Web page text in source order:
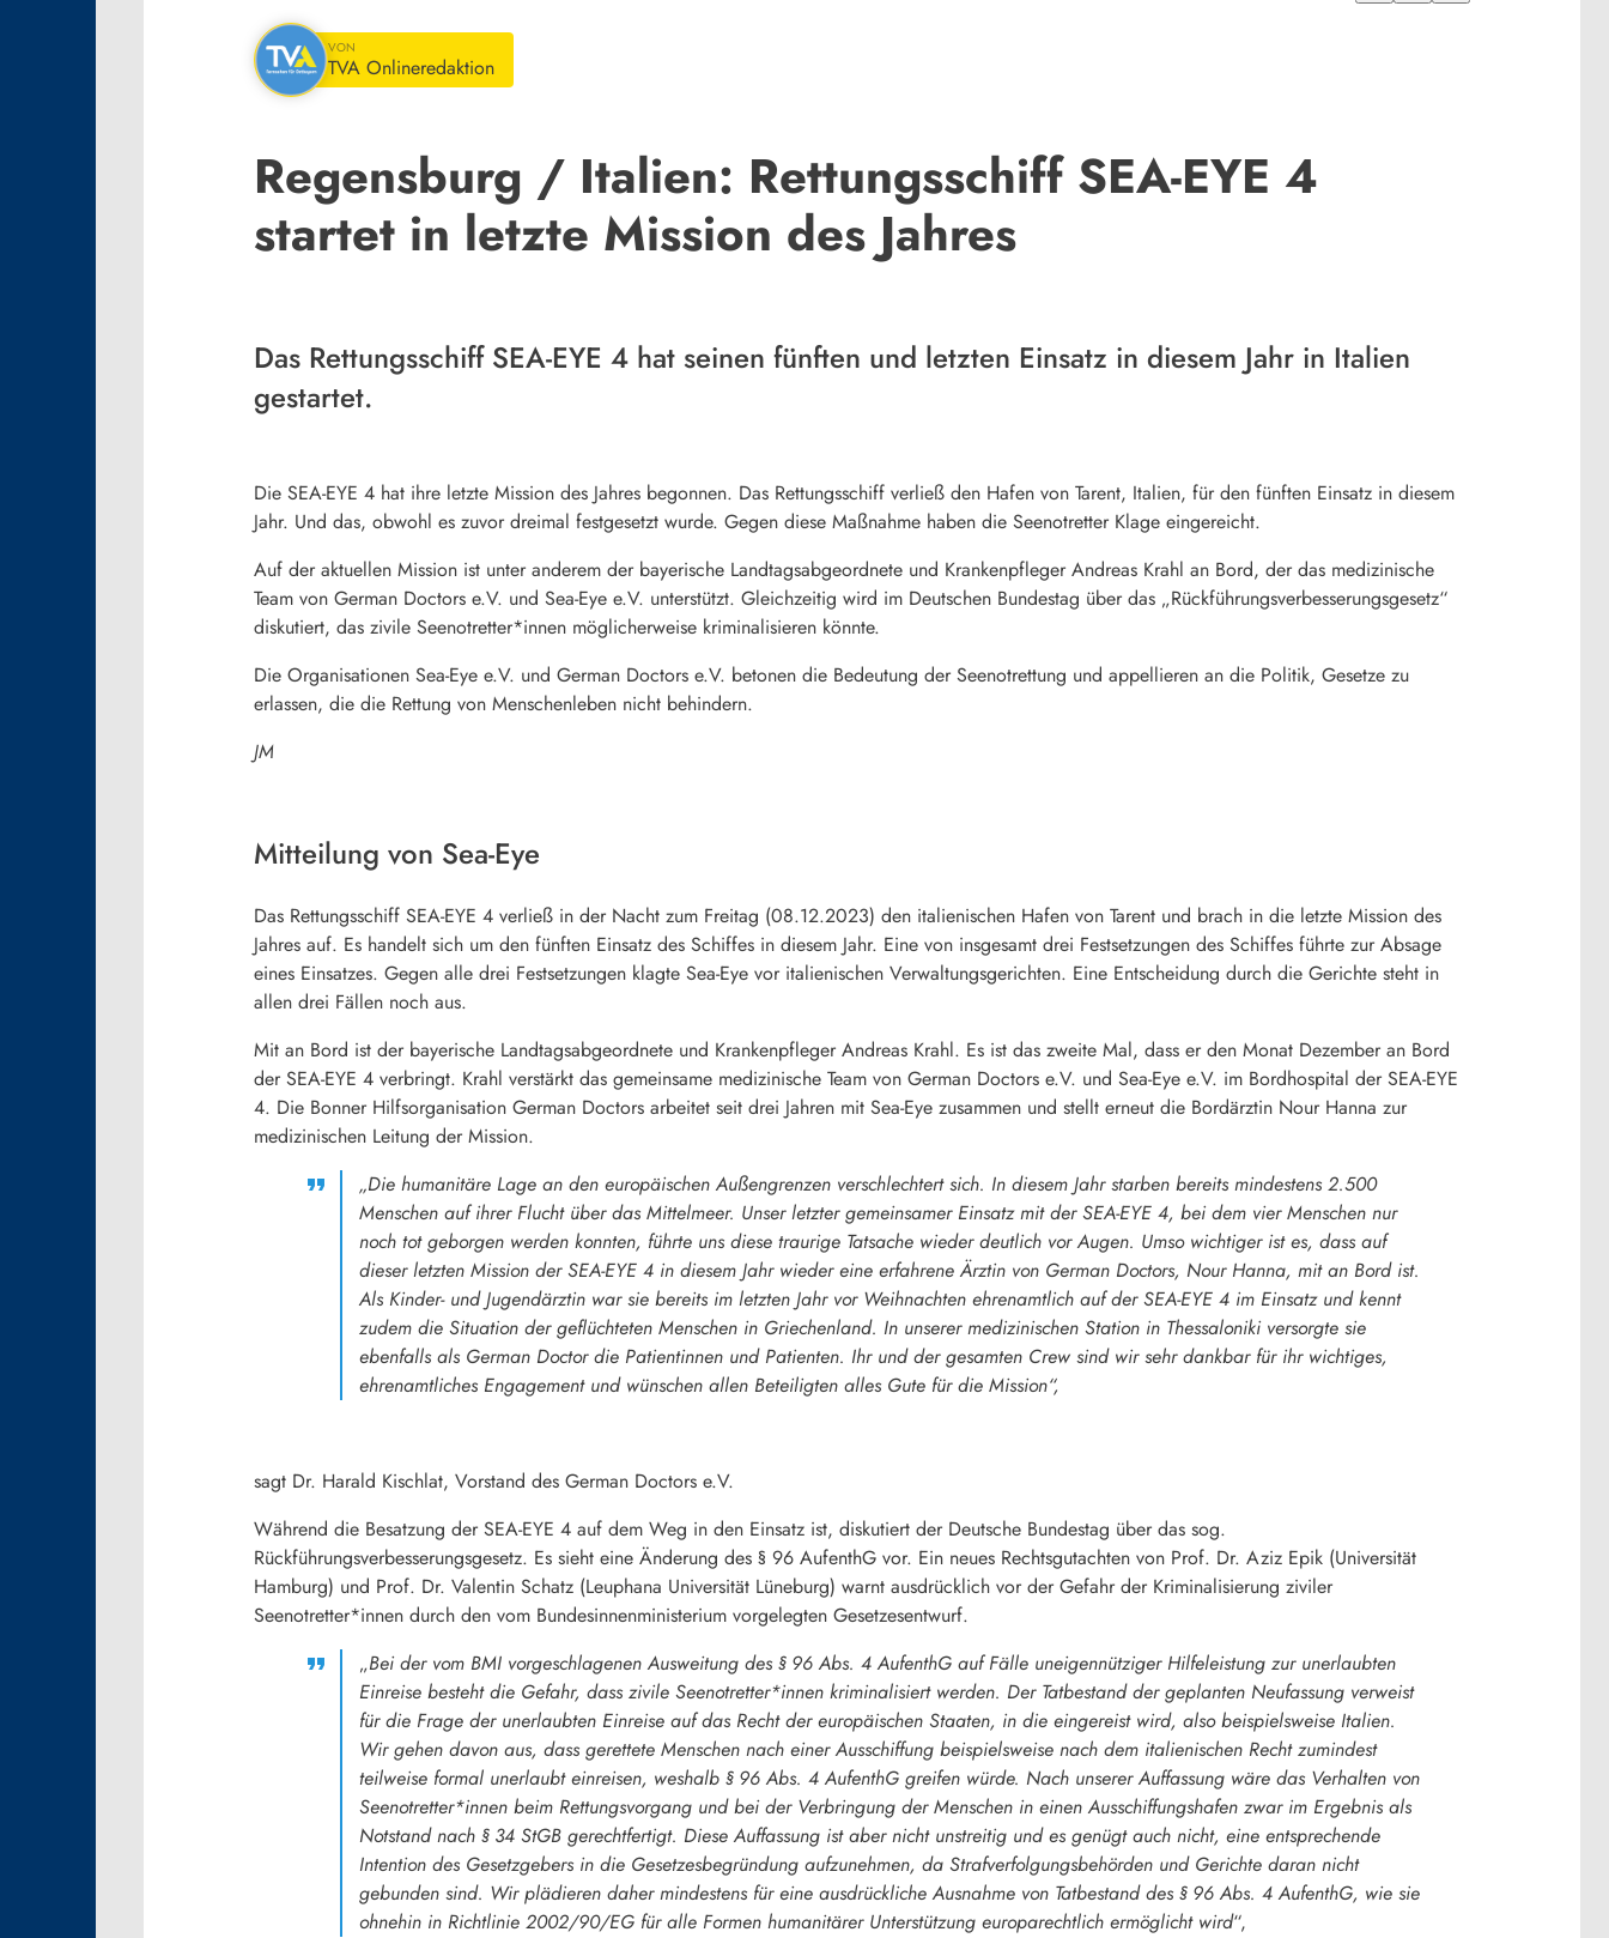
VON
TVA Onlineredaktion
Regensburg / Italien: Rettungsschiff SEA-EYE 4
startet in letzte Mission des Jahres
Das Rettungsschiff SEA-EYE 4 hat seinen fünften und letzten Einsatz in diesem Jahr in Italien
gestartet.
Die SEA-EYE 4 hat ihre letzte Mission des Jahres begonnen. Das Rettungsschiff verließ den Hafen von Tarent, Italien, für den fünften Einsatz in diesem
Jahr. Und das, obwohl es zuvor dreimal festgesetzt wurde. Gegen diese Maßnahme haben die Seenotretter Klage eingereicht.
Auf der aktuellen Mission ist unter anderem der bayerische Landtagsabgeordnete und Krankenpfleger Andreas Krahl an Bord, der das medizinische
Team von German Doctors e.V. und Sea-Eye e.V. unterstützt. Gleichzeitig wird im Deutschen Bundestag über das „Rückführungsverbesserungsgesetz“
diskutiert, das zivile Seenotretter*innen möglicherweise kriminalisieren könnte.
Die Organisationen Sea-Eye e.V. und German Doctors e.V. betonen die Bedeutung der Seenotrettung und appellieren an die Politik, Gesetze zu
erlassen, die die Rettung von Menschenleben nicht behindern.
JM
Mitteilung von Sea-Eye
Das Rettungsschiff SEA-EYE 4 verließ in der Nacht zum Freitag (08.12.2023) den italienischen Hafen von Tarent und brach in die letzte Mission des
Jahres auf. Es handelt sich um den fünften Einsatz des Schiffes in diesem Jahr. Eine von insgesamt drei Festsetzungen des Schiffes führte zur Absage
eines Einsatzes. Gegen alle drei Festsetzungen klagte Sea-Eye vor italienischen Verwaltungsgerichten. Eine Entscheidung durch die Gerichte steht in
allen drei Fällen noch aus.
Mit an Bord ist der bayerische Landtagsabgeordnete und Krankenpfleger Andreas Krahl. Es ist das zweite Mal, dass er den Monat Dezember an Bord
der SEA-EYE 4 verbringt. Krahl verstärkt das gemeinsame medizinische Team von German Doctors e.V. und Sea-Eye e.V. im Bordhospital der SEA-EYE
4. Die Bonner Hilfsorganisation German Doctors arbeitet seit drei Jahren mit Sea-Eye zusammen und stellt erneut die Bordärztin Nour Hanna zur
medizinischen Leitung der Mission.
„Die humanitäre Lage an den europäischen Außengrenzen verschlechtert sich. In diesem Jahr starben bereits mindestens 2.500
Menschen auf ihrer Flucht über das Mittelmeer. Unser letzter gemeinsamer Einsatz mit der SEA-EYE 4, bei dem vier Menschen nur
noch tot geborgen werden konnten, führte uns diese traurige Tatsache wieder deutlich vor Augen. Umso wichtiger ist es, dass auf
dieser letzten Mission der SEA-EYE 4 in diesem Jahr wieder eine erfahrene Ärztin von German Doctors, Nour Hanna, mit an Bord ist.
Als Kinder- und Jugendärztin war sie bereits im letzten Jahr vor Weihnachten ehrenamtlich auf der SEA-EYE 4 im Einsatz und kennt
zudem die Situation der geflüchteten Menschen in Griechenland. In unserer medizinischen Station in Thessaloniki versorgte sie
ebenfalls als German Doctor die Patientinnen und Patienten. Ihr und der gesamten Crew sind wir sehr dankbar für ihr wichtiges,
ehrenamtliches Engagement und wünschen allen Beteiligten alles Gute für die Mission“,
sagt Dr. Harald Kischlat, Vorstand des German Doctors e.V.
Während die Besatzung der SEA-EYE 4 auf dem Weg in den Einsatz ist, diskutiert der Deutsche Bundestag über das sog.
Rückführungsverbesserungsgesetz. Es sieht eine Änderung des § 96 AufenthG vor. Ein neues Rechtsgutachten von Prof. Dr. Aziz Epik (Universität
Hamburg) und Prof. Dr. Valentin Schatz (Leuphana Universität Lüneburg) warnt ausdrücklich vor der Gefahr der Kriminalisierung ziviler
Seenotretter*innen durch den vom Bundesinnenministerium vorgelegten Gesetzesentwurf.
„Bei der vom BMI vorgeschlagenen Ausweitung des § 96 Abs. 4 AufenthG auf Fälle uneigennütziger Hilfeleistung zur unerlaubten
Einreise besteht die Gefahr, dass zivile Seenotretter*innen kriminalisiert werden. Der Tatbestand der geplanten Neufassung verweist
für die Frage der unerlaubten Einreise auf das Recht der europäischen Staaten, in die eingereist wird, also beispielsweise Italien.
Wir gehen davon aus, dass gerettete Menschen nach einer Ausschiffung beispielsweise nach dem italienischen Recht zumindest
teilweise formal unerlaubt einreisen, weshalb § 96 Abs. 4 AufenthG greifen würde. Nach unserer Auffassung wäre das Verhalten von
Seenotretter*innen beim Rettungsvorgang und bei der Verbringung der Menschen in einen Ausschiffungshafen zwar im Ergebnis als
Notstand nach § 34 StGB gerechtfertigt. Diese Auffassung ist aber nicht unstreitig und es genügt auch nicht, eine entsprechende
Intention des Gesetzgebers in die Gesetzesbegründung aufzunehmen, da Strafverfolgungsbehörden und Gerichte daran nicht
gebunden sind. Wir plädieren daher mindestens für eine ausdrückliche Ausnahme von Tatbestand des § 96 Abs. 4 AufenthG, wie sie
ohnehin in Richtlinie 2002/90/EG für alle Formen humanitärer Unterstützung europarechtlich ermöglicht wird“,